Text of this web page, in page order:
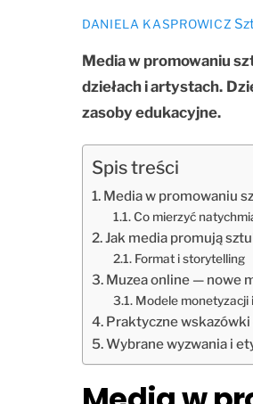
DANIELA KASPROWICZ
Media w promowaniu
dziełach i artystach.
zasoby edukacyjne.
Spis treści
Media w promowaniu
Co mierzyć
Jak media promują
Format i storytelling
Muzea online — nowe
Modele monetyzacji
Praktyczne
Wybrane wyzwania i